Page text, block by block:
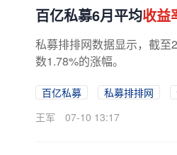
百亿私募6月平均收益
私募排排网数据显示，截
数1.78%的涨幅。
百亿私募 私募排排网
王军
07-10 13:17